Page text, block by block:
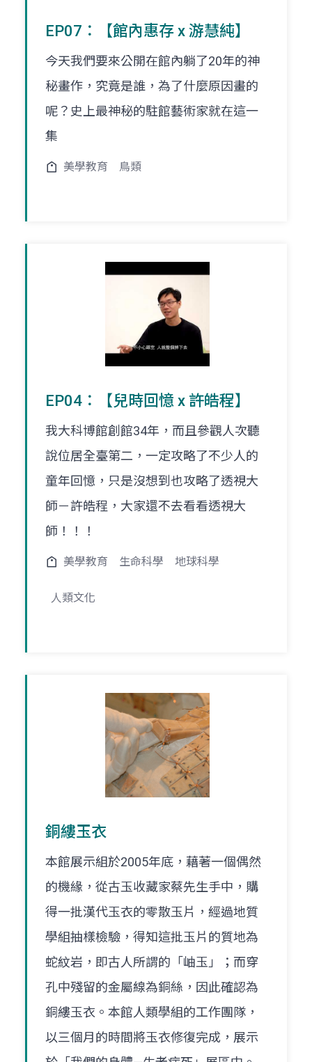
EP07：【館內惠存 x 游慧純】
今天我們要來公開在館內躺了20年的神
秘畫作，究竟是誰，為了什麼原因畫的
呢？史上最神秘的駐館藝術家就在這一
集
美學教育 鳥類
EP04：【兒時回憶 x 許皓程】
我大科博館創館34年，而且參觀人次聽
說位居全臺第二，一定攻略了不少人的
童年回憶，只是沒想到也攻略了透視大
師－許皓程，大家還不去看看透視大
師！！！
美學教育 生命科學 地球科學
人類文化
銅縷玉衣
本館展示組於2005年底，藉著一個偶然
的機緣，從古玉收藏家蔡先生手中，購
得一批漢代玉衣的零散玉片，經過地質
學組抽樣檢驗，得知這批玉片的質地為
蛇紋岩，即古人所謂的「岫玉」；而穿
孔中殘留的金屬線為銅絲，因此確認為
銅縷玉衣。本館人類學組的工作團隊，
以三個月的時間將玉衣修復完成，展示